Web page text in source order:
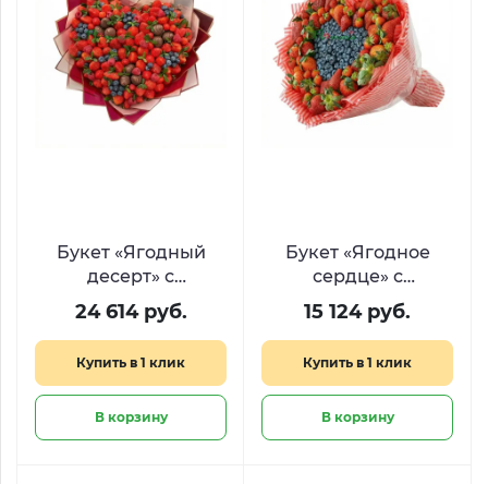
Букет «Ягодный
десерт» с
клубникой в
шоколаде,
малиной
24 614 руб.
Купить в 1 клик
В корзину
Букет «Ягодное
сердце» с
клубникой и
голубикой
15 124 руб.
Купить в 1 клик
В корзину